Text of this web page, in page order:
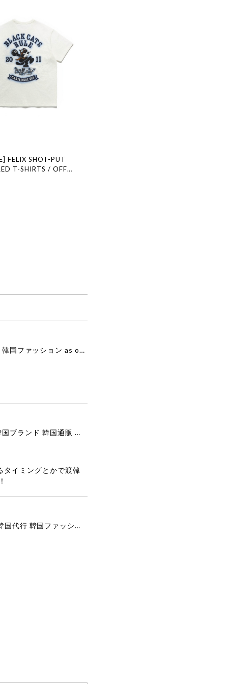
FELIX SHOT-PUT
T-SHIRTS / OFF
代行 通販 イーストローグ
[as”on] BONITA MINI BAG / BLACK 正規品 韓国ブランド 韓国通販 韓国代行 韓国ファッション as on ason エズオン アズオン
[COOR][WOMEN] Faux Suede Three-Button Blazer (Dark Brown) 正規品 韓国ブランド 韓国通販 韓国代行 韓国ファッション クール クーア クアー 日本 店舗
タイミングとかで渡韓
[COYSEIO] COY BUMBLE SNEAKERS GREY 正規品 韓国ブランド 韓国通販 韓国代行 韓国ファッション コイセイオ 日本 店舗